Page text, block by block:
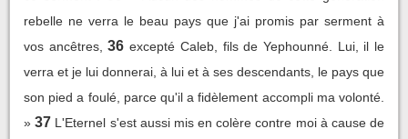
rebelle ne verra le beau pays que j'ai promis par serment à
vos ancêtres, 36 excepté Caleb, fils de Yephounné. Lui, il le
verra et je lui donnerai, à lui et à ses descendants, le pays que
son pied a foulé, parce qu'il a fidèlement accompli ma volonté.
» 37 L'Eternel s'est aussi mis en colère contre moi à cause de